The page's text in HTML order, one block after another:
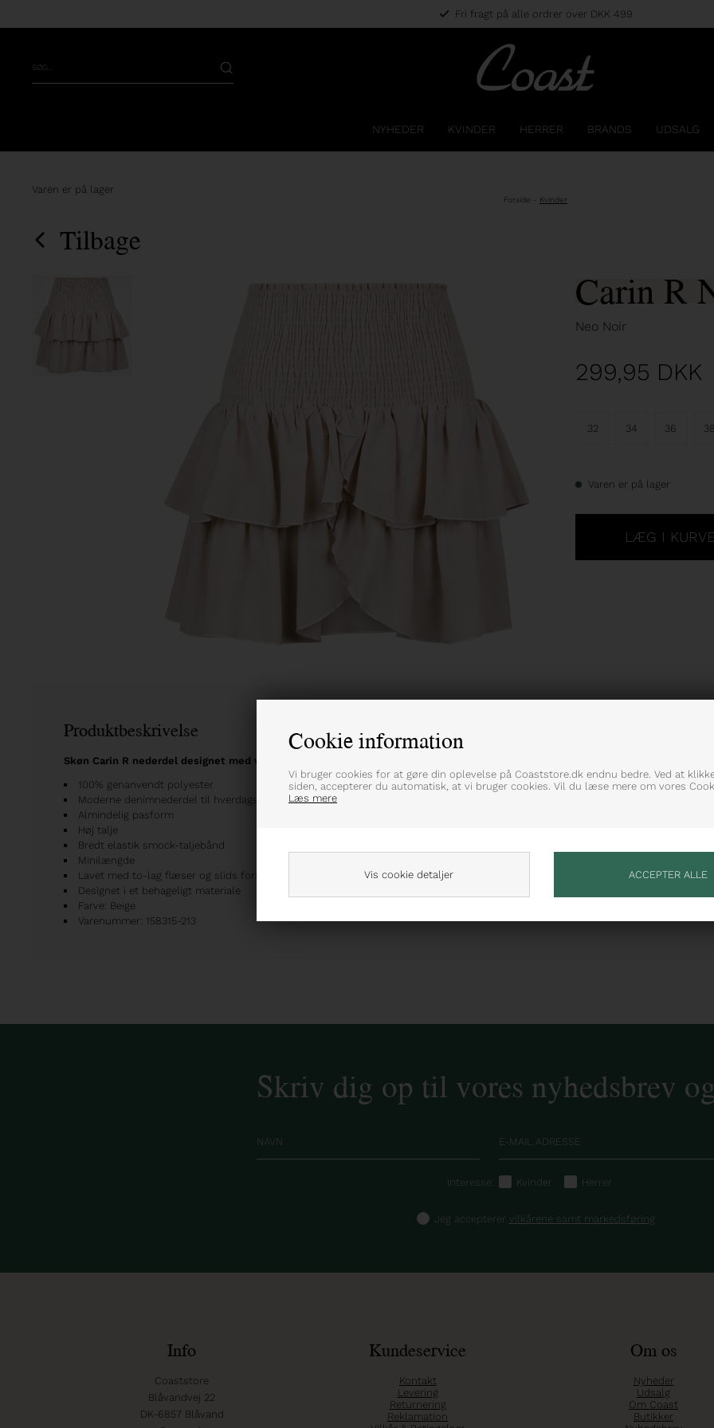
Cookie information
Vi bruger cookies for at gøre din oplevelse på Coaststore.dk endnu bedre. Ved at
siden, accepterer du automatisk, at vi bruger cookies. Vil du læse mere om vores
Læs mere
Vis cookie detaljer
Fri fragt på alle ordrer over DKK 499
NYHEDER KVINDER HERRER BRANDS UDSALG
Varen er på lager
Forside - Kvinder
Tilbage
Carin R
Neo Noir
299,95 DKK
32 34 36 38
Varen er på lager
Produktbeskrivelse
Skøn Carin R nederdel designet med voluminøse flæser
100% genanvendt polyester
Moderne denimnederdel til hverdagsbrug
Almindelig pasform
Høj talje
Bredt elastik smock-taljebånd
Minilængde
Lavet med to-lag flæser og slids foran
Designet i et behageligt materiale
Farve: Beige
Varenummer: 158315-213
Skriv dig op til vores nyhedsbrev
Interesse: Kvinder Herrer
Jeg accepterer vilkårene samt markedsføring
Info
Coaststore
Blåvandvej 22
DK-6857 Blåvand
Kundeservice
Kontakt
Levering
Returnering
Reklamation
Om os
Nyheder
Udsalg
Om Coast
Butikker